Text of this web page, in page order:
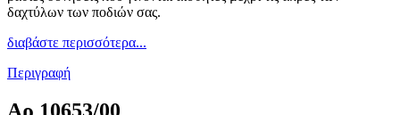
δαχτύλων των ποδιών σας.
διαβάστε περισσότερα...
Περιγραφή